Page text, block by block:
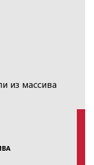
из массива